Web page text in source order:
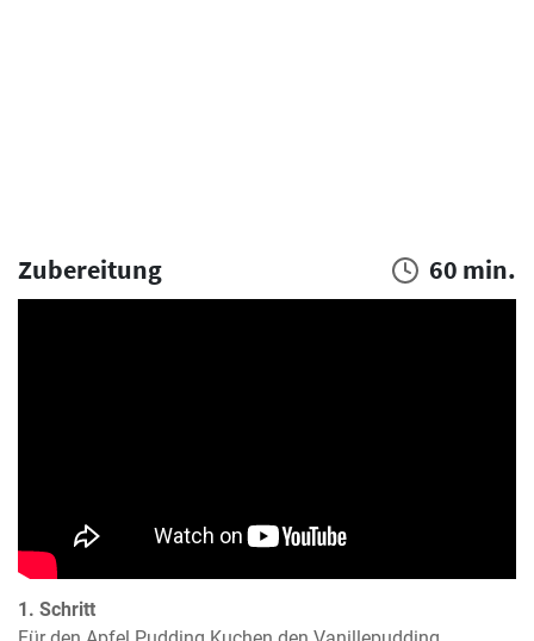
Zubereitung 60 min.
1. Schritt